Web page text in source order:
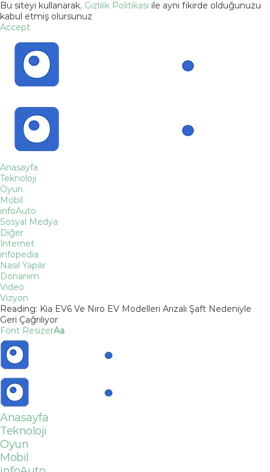
Bu siteyi kullanarak, Gizlilik Politikası ile aynı fikirde olduğunuzu
kabul etmiş olursunuz
Accept
Anasayfa
Teknoloji
Oyun
Mobil
infoAuto
Sosyal Medya
Diğer
İnternet
infopedia
Nasıl Yapılır
Donanım
Video
Vizyon
Reading: Kia EV6 Ve Niro EV Modelleri Arızalı Şaft Nedeniyle
Geri Çağrılıyor
Font ResizerAa
Anasayfa
Teknoloji
Oyun
Mobil